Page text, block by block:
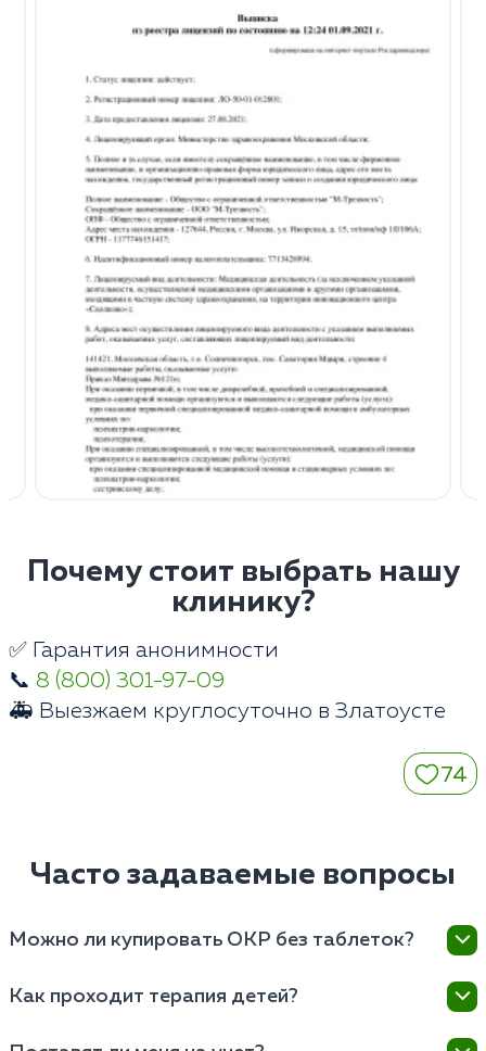
Почему стоит выбрать нашу
клинику?
✅ Гарантия анонимности
📞 8 (800) 301-97-09
🚑 Выезжаем круглосуточно в Златоусте
74
Часто задаваемые вопросы
Можно ли купировать ОКР без таблеток?
нейромедиаторного обмена мозга изолированная
Как проходит терапия детей?